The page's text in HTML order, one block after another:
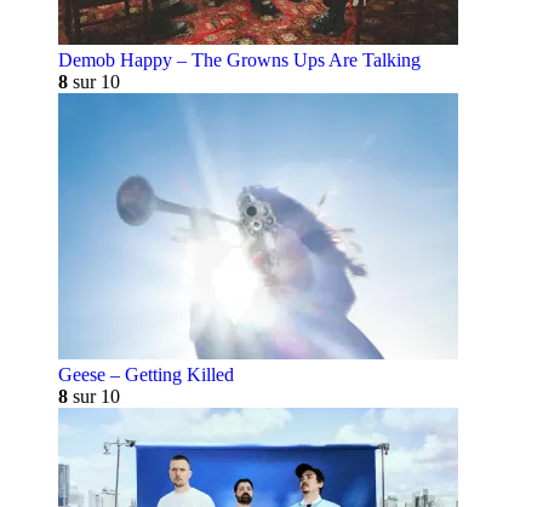
Demob Happy – The Growns Ups Are Talking
8 sur 10
Geese – Getting Killed
8 sur 10